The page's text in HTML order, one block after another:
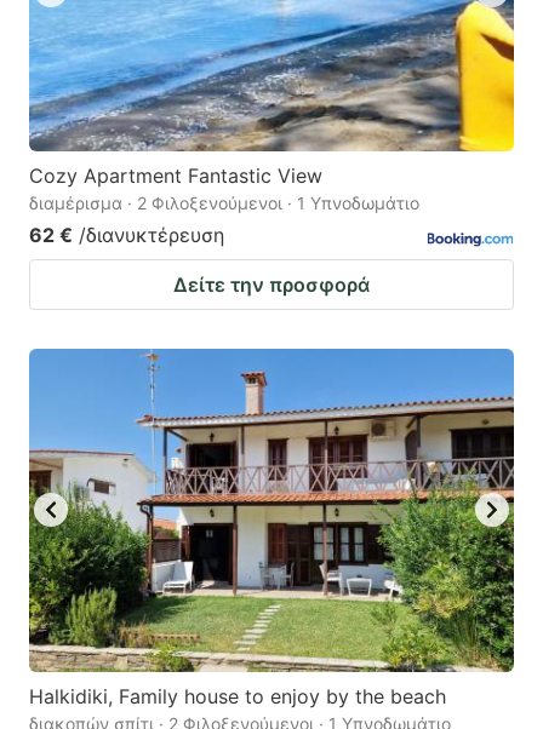
Cozy Apartment Fantastic View
διαμέρισμα · 2 Φιλοξενούμενοι · 1 Υπνοδωμάτιο
62 € /διανυκτέρευση
Δείτε την προσφορά
Halkidiki, Family house to enjoy by the beach
διακοπών σπίτι · 2 Φιλοξενούμενοι · 1 Υπνοδωμάτιο